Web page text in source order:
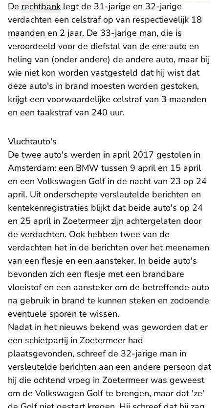
De rechtbank legt de 31-jarige en 32-jarige
verdachten een celstraf op van respectievelijk 18
maanden en 2 jaar. De 33-jarige man, die is
veroordeeld voor de diefstal van de ene auto en
heling van (onder andere) de andere auto, maar bij
wie niet kon worden vastgesteld dat hij wist dat
deze auto's in brand moesten worden gestoken,
krijgt een voorwaardelijke celstraf van 3 maanden
en een taakstraf van 240 uur.
Vluchtauto's
De twee auto's werden in april 2017 gestolen in
Amsterdam: een BMW tussen 9 april en 15 april
en een Volkswagen Golf in de nacht van 23 op 24
april. Uit onderschepte versleutelde berichten en
kentekenregistraties blijkt dat beide auto's op 24
en 25 april in Zoetermeer zijn achtergelaten door
de verdachten. Ook hebben twee van de
verdachten het in de berichten over het meenemen
van een flesje en een aansteker. In beide auto's
bevonden zich een flesje met een brandbare
vloeistof en een aansteker om de betreffende auto
na gebruik in brand te kunnen steken en zodoende
eventuele sporen te wissen.
Nadat in het nieuws bekend was geworden dat er
een schietpartij in Zoetermeer had
plaatsgevonden, schreef de 32-jarige man in
versleutelde berichten aan een andere persoon dat
hij die ochtend vroeg in Zoetermeer was geweest
om de Volkswagen Golf te brengen, maar dat 'ze'